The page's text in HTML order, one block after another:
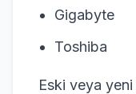
Gigabyte
Toshiba
Eski veya